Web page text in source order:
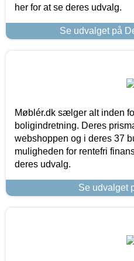
her for at se deres udvalg.
Se udvalget på
Møblér.dk sælger alt inden
boligindretning. Deres
webshoppen og i deres 37
muligheden for rentefri
deres udvalg.
Se udvalget